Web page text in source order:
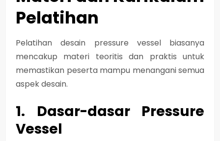
Pelatihan
Pelatihan desain pressure vessel biasanya
mencakup materi teoritis dan praktis untuk
memastikan peserta mampu menangani semua
aspek desain.
1. Dasar-dasar Pressure
Vessel